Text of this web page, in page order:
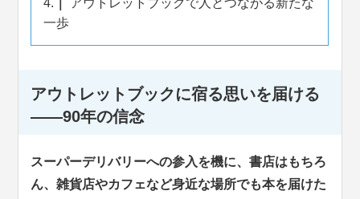
4.
アウトレットブックで人とつながる新たな
一歩
アウトレットブックに宿る思いを届ける
――90年の信念
スーパーデリバリーへの参入を機に、書店はもちろ
ん、雑貨店やカフェなど身近な場所でも本を届けた